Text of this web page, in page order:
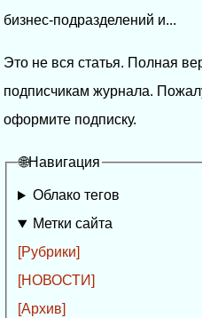
бизнес-подразделений и...
Это не вся статья. Полная
подписчикам журнала.
оформите подписку.
🌐Навигация
Облако тегов
Метки сайта
[Рубрики]
[НОВОСТИ]
[Архив]